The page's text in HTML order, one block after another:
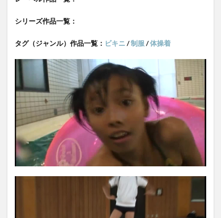
シリーズ作品一覧：
タグ（ジャンル）作品一覧： ビキニ /制服 /体操着